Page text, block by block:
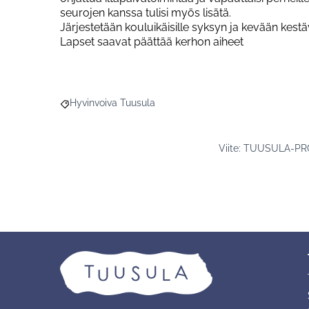
seurojen kanssa tulisi myös lisätä.
Järjestetään kouluikäisille syksyn ja kevään
Lapset saavat päättää kerhon aiheet
Rajaa tulokset aihepiirin mukaan: Hyvinvoiva Tuusula
Hyvinvoiva Tuusula
Viite: TUUSULA-